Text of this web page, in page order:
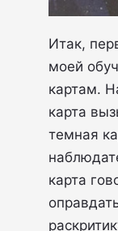
Итак,
моей
картам.
карта
темная
карта